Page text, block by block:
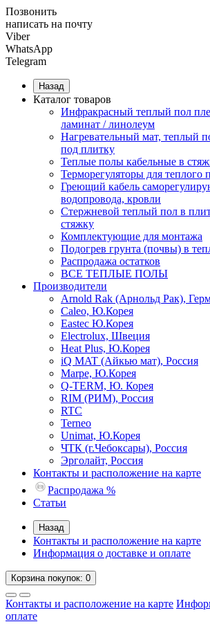
Позвонить
написать на почту
Viber
WhatsApp
Telegram
Назад
Каталог товаров
Инфракрасный теплый пол
ламинат / линолеум
Нагревательный мат, теплый
под плитку
Теплые полы кабельные в
Терморегуляторы для теплого
Греющий кабель
водопровода, кровли
Cтержневой теплый пол в
стяжку
Комплектующие для монтажа
Подогрев грунта (почвы) в
Распродажа остатков
ВСЕ ТЕПЛЫЕ ПОЛЫ
Производители
Arnold Rak (Арнольд Рак),
Caleo, Ю.Корея
Eastec Ю.Корея
Electrolux, Швеция
Heat Plus, Ю.Корея
iQ MAT (Айкью мат), Россия
Marpe, Ю.Корея
Q-TERM, Ю. Корея
RIM (РИМ), Россия
RTC
Terneo
Unimat, Ю.Корея
ЧТК (г.Чебоксары), Россия
Эрголайт, Россия
Контакты и расположение на карте
Распродажа %
Статьи
Назад
Контакты и расположение на карте
Информация о доставке и оплате
Корзинапокупок: 0
Контакты и расположение на карте
оплате